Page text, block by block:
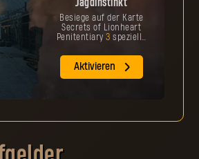
Besiege auf der Karte
Secrets of Lionheart
Penitentiary3 spezielle
Jagd.
Aktivieren